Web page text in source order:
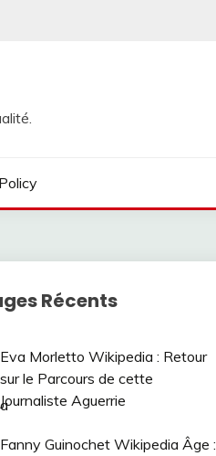
Récents
Eva Morletto Wikipedia : Retour
sur le Parcours de cette
Journaliste Aguerrie
Fanny Guinochet Wikipedia Âge :